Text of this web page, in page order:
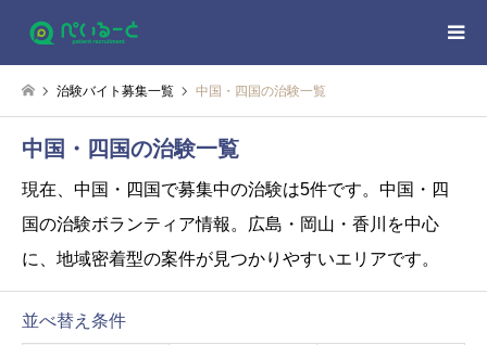
治験バイト募集一覧 中国・四国の治験一覧
中国・四国の治験一覧
現在、中国・四国で募集中の治験は5件です。 中国・四
国の治験ボランティア情報。広島・岡山・香川を中心
に、地域密着型の案件が見つかりやすいエリアです。
並べ替え条件